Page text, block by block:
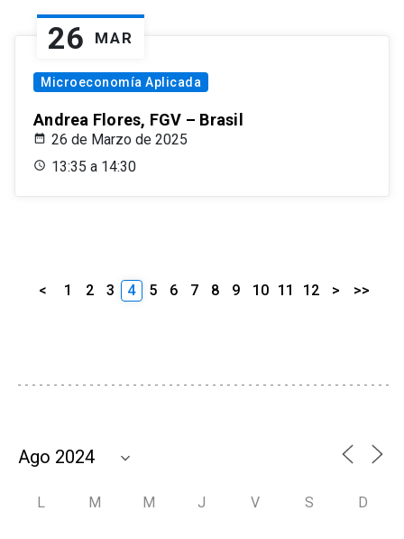
26 MAR
Microeconomía Aplicada
Andrea Flores, FGV – Brasil
26 de Marzo de 2025
13:35 a 14:30
< 1 2 3 4 5 6 7 8 9 10 11 12 > >>
L M M J V S D